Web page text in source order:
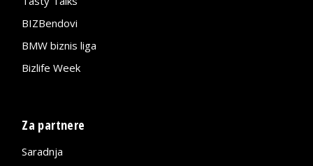
BIZBendovi
BMW biznis liga
Bizlife Week
Za partnere
Saradnja